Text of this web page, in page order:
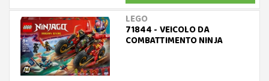
LEGO
71844 - VEICOLO DA
COMBATTIMENTO NINJA